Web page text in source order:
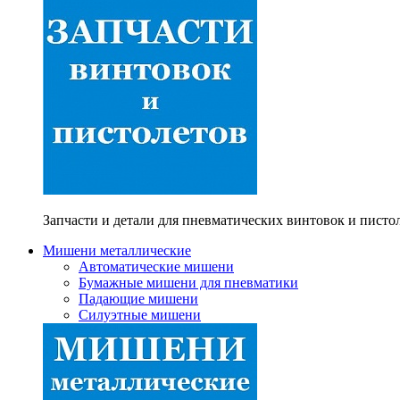
Запчасти и детали для пневматических винтовок и
Мишени металлические
Автоматические мишени
Бумажные мишени для пневматики
Падающие мишени
Силуэтные мишени